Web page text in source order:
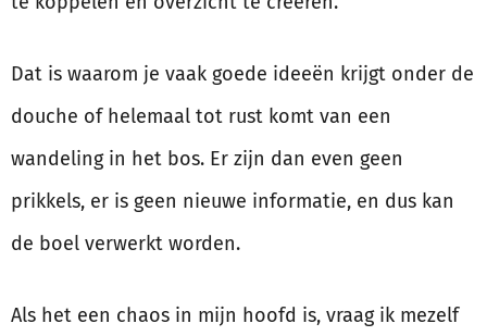
Dat is waarom je vaak goede ideeën krijgt onder de
douche of helemaal tot rust komt van een
wandeling in het bos. Er zijn dan even geen
prikkels, er is geen nieuwe informatie, en dus kan
de boel verwerkt worden.
Als het een chaos in mijn hoofd is, vraag ik mezelf